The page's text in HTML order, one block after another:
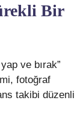
Bir
ve bırak”
fotoğraf
takibi düzenli